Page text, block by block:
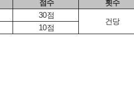
점수 횟수
30점
건당
10점